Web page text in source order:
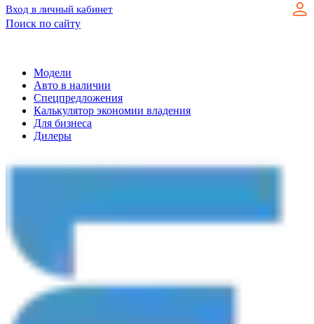
Поиск по сайту
Вход в личный кабинет
Модели
Авто в наличии
Спецпредложения
Калькулятор экономии владения
Для бизнеса
Дилеры